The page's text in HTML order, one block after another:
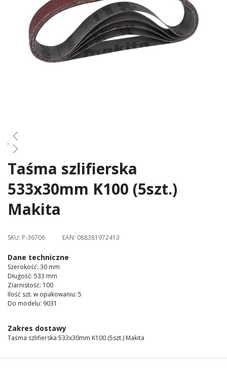
Skip
the
beginning
of
images
Taśma szlifierska
533x30mm K100 (5szt.)
Makita
SKU: P-36706 EAN: 088381972413
Dane techniczne
Szerokość: 30 mm
Długość: 533 mm
Ziarnistość: 100
Ilość szt. w opakowaniu: 5
Do modelu: 9031
Zakres dostawy
Taśma szlifierska 533x30mm K100 (5szt.) Makita